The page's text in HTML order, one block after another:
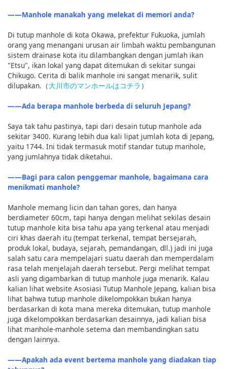
――Manhole manakah yang melekat di memori anda?
Di tutup manhole di kota Okawa, prefektur Fukuoka, jumlah
orang yang menangani urusan air limbah waktu pembangunan
sistem drainase kota itu dilambangkan dengan jumlah ikan
"Etsu", ikan lokal yang dapat ditemukan di sekitar sungai
Chikugo. Cerita di balik manhole ini sangat menarik, sulit
dilupakan.（大川市のマンホールはコチラ ）
――Ada berapa manhole berbeda di seluruh Jepang?
Saya tak tahu pastinya, tapi dari desain tutup manhole ada
sekitar 3400. Kurang lebih dua kali lipat jumlah kota di Jepang,
yaitu 1744. Ini tidak termasuk motif standar tutup manhole,
yang jumlahnya tidak diketahui.
――Bagi para calon penggemar manhole, bagaimana cara
menikmati manhole?
Manhole memang licin dan tahan gores, dan hanya
berdiameter 60cm, tapi hanya dengan melihat sekilas desain
tutup manhole kita bisa tahu apa yang terkenal atau menjadi
ciri khas daerah itu (tempat terkenal, tempat bersejarah,
produk lokal, budaya, sejarah, pemandangan, dll.) jadi ini juga
salah satu cara mempelajari suatu daerah dan memperdalam
rasa telah menjelajah daerah tersebut. Pergi melihat tempat
asli yang digambarkan di tutup manhole juga menarik. Kalau
kalian lihat website Asosiasi Tutup Manhole Jepang, kalian bisa
lihat bahwa tutup manhole dikelompokkan bukan hanya
berdasarkan di kota mana mereka ditemukan, tutup manhole
juga dikelompokkan berdasarkan desainnya, jadi kalian bisa
lihat manhole-manhole setema dan membandingkan satu
dengan lainnya.
――Apakah ada event bertema manhole yang diadakan tiap